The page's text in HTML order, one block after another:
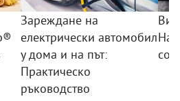
Зареждане на
електрически автомобил
у дома и на път:
Практическо
ръководство